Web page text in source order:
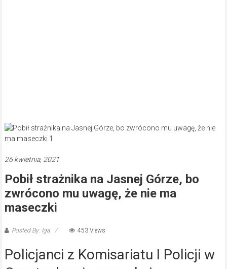
26 kwietnia, 2021
Pobił strażnika na Jasnej Górze, bo
zwrócono mu uwagę, że nie ma
maseczki
Posted By: Iga 453 Views
Policjanci z Komisariatu I Policji w